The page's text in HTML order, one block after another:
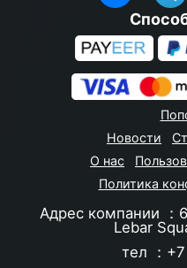
Новости
О нас
Политика
Адрес компании ：
Lebar
тел ：